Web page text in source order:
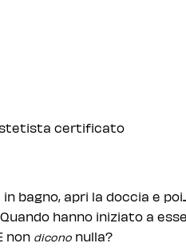
certificato
bagno, apri la doccia e
hanno iniziato a
non dicono nulla?